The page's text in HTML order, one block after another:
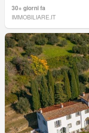
30+ giorni fa
IMMOBILIARE.IT